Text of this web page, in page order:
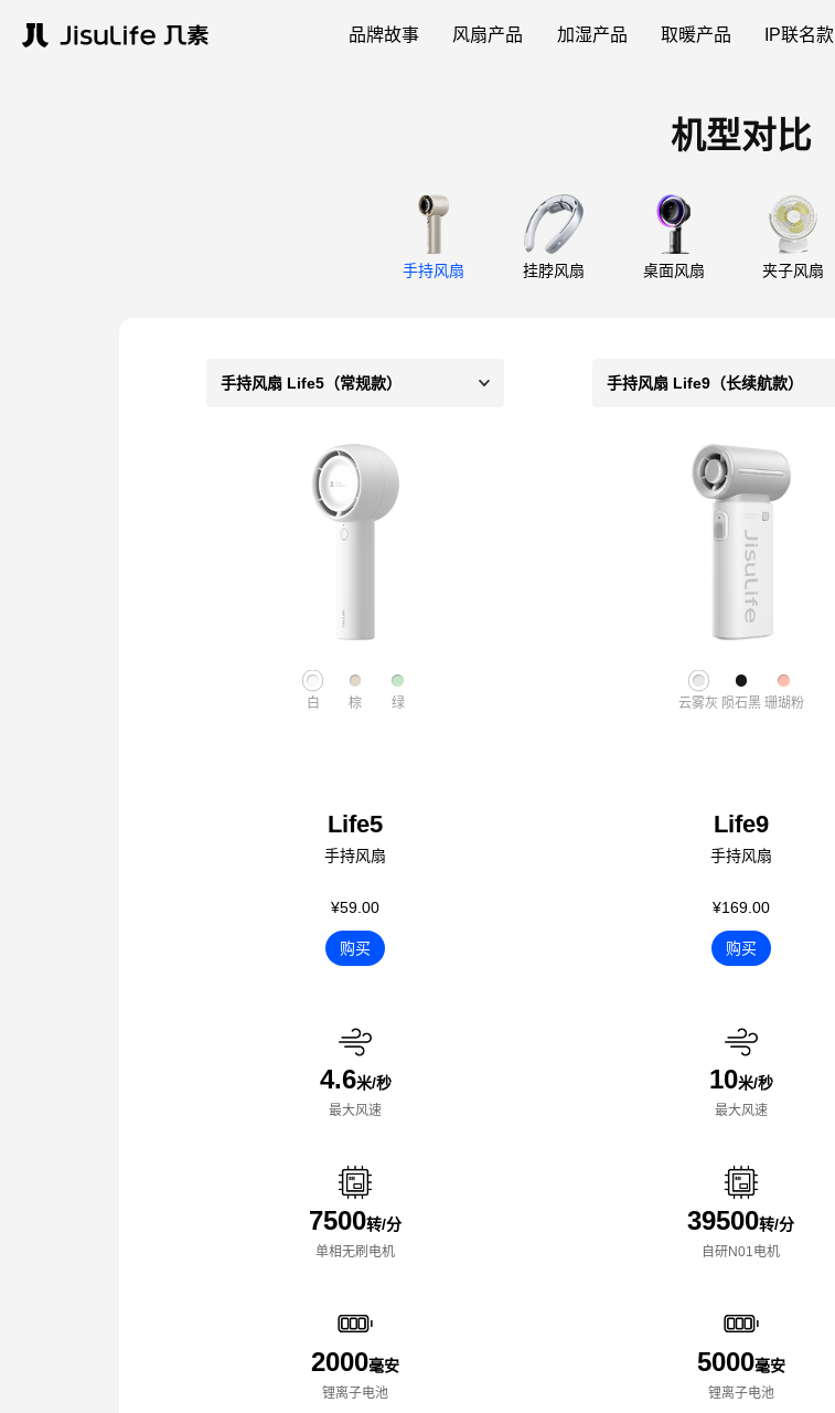
品牌故事 风扇产品 加湿产品 取暖产品 IP联名款
机型对比
手持风扇 挂脖风扇 桌面风扇 夹子风扇
手持风扇 Life5（常规款）
白 棕 绿
Life5
手持风扇
¥59.00
购买
4.6米/秒
最大风速
7500转/分
单相无刷电机
2000毫安
锂离子电池
手持风扇 Life9（长续航款）
云雾灰 陨石黑 珊瑚粉
Life9
手持风扇
¥169.00
购买
10米/秒
最大风速
39500转/分
自研N01电机
5000毫安
锂离子电池